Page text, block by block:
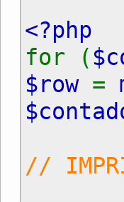
<?php
for (
$row =
//